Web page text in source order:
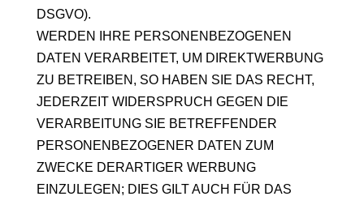
DSGVO).
WERDEN IHRE PERSONENBEZOGENEN
DATEN VERARBEITET, UM DIREKTWERBUNG
ZU BETREIBEN, SO HABEN SIE DAS RECHT,
JEDERZEIT WIDERSPRUCH GEGEN DIE
VERARBEITUNG SIE BETREFFENDER
PERSONENBEZOGENER DATEN ZUM
ZWECKE DERARTIGER WERBUNG
EINZULEGEN; DIES GILT AUCH FÜR DAS